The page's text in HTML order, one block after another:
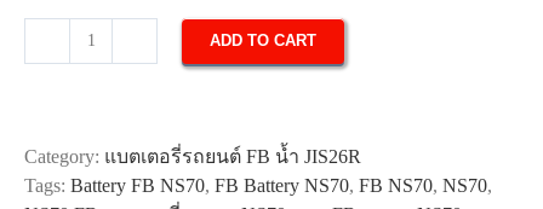
quantity
ADD TO CART
Category: แบตเตอรี่รถยนต์ FB น้ำ JIS26R
Tags: Battery FB NS70, FB Battery NS70, FB NS70, NS70,